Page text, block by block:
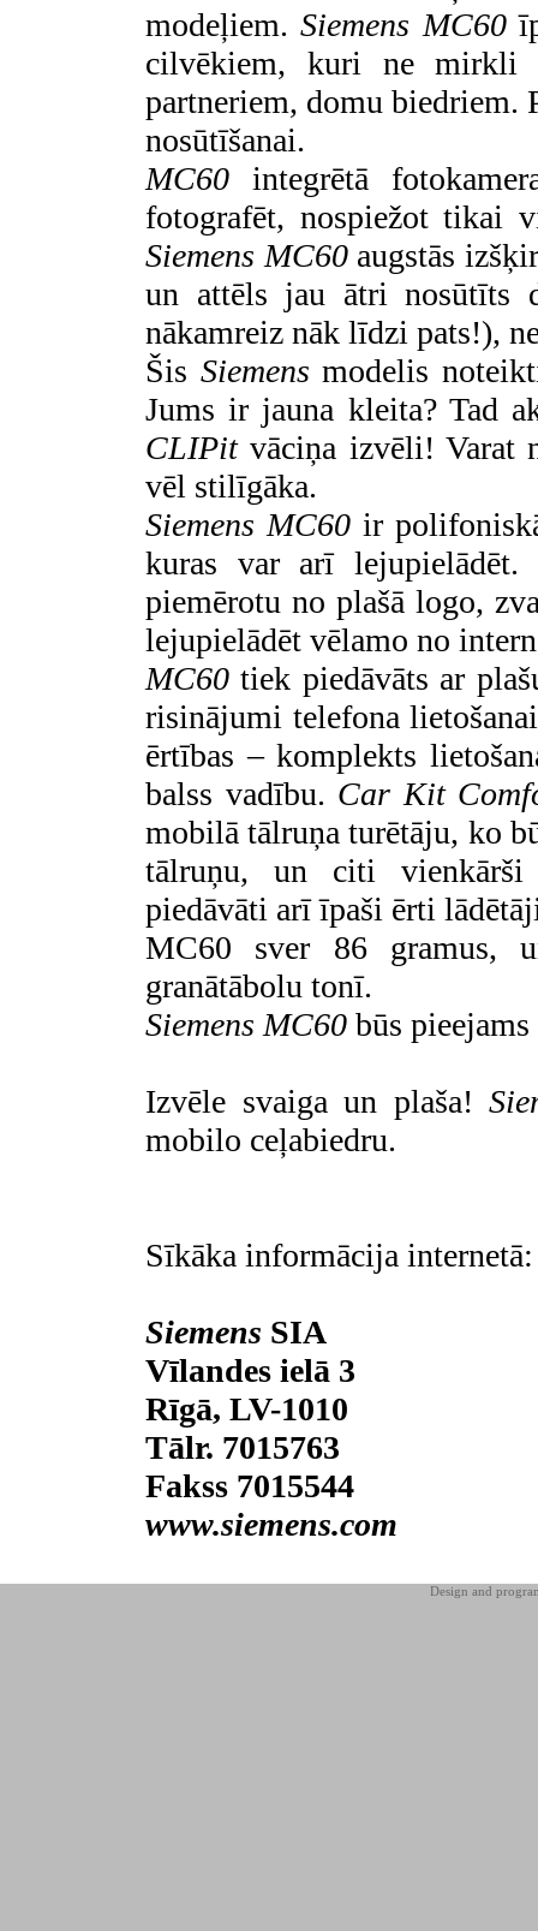
modeļiem.Siemens MC60
cilvēkiem, kuri ne mirkli
partneriem, domu
nosūtīšanai.
MC60 integrētā
fotografēt, nospiežot tikai
Siemens MC60augstās
un attēls jau ātri nosūtīts
nākamreiz nāk līdzi pats!),
Šis Siemensmodelis
Jums ir jauna kleita? Tad
CLIPitvāciņa izvēli! Varat
vēl stilīgāka.
Siemens MC60 ir
kuras var arī lejupielādēt.
piemērotu no plašā logo,
lejupielādēt vēlamo no
MC60 tiek piedāvāts ar
risinājumi telefona
ērtības – komplekts
balss vadību. Car Kit
mobilā tālruņa turētāju, ko
tālruņu, un citi vienkārši
piedāvāti arī īpaši ērti
MC60 sver 86 gramus,
granātābolu tonī.
Siemens MC60 būs
Izvēle svaiga un plaša!
mobilo ceļabiedru.
Sīkāka informācija
Siemens SIA
Vīlandes ielā 3
Rīgā, LV-1010
Tālr. 7015763
Fakss 7015544
www.siemens.com
Design and